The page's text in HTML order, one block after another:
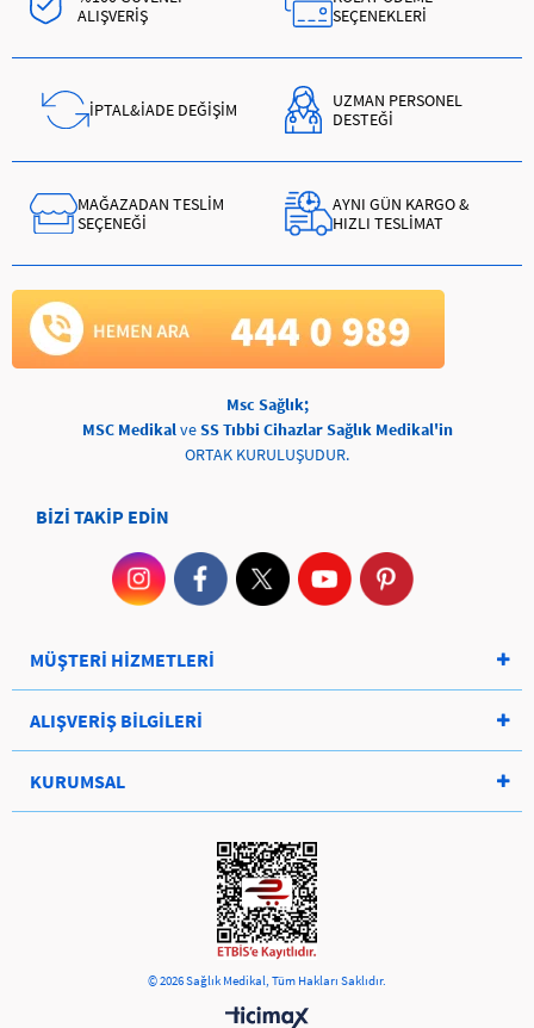
ALIŞVERİŞ
SEÇENEKLERİ
İPTAL&İADE DEĞİŞİM
UZMAN PERSONEL
DESTEĞİ
MAĞAZADAN TESLİM
SEÇENEĞİ
AYNI GÜN KARGO &
HIZLI TESLİMAT
Msc Sağlık;
MSC MedikalveSS Tıbbi Cihazlar Sağlık Medikal'in
ORTAK KURULUŞUDUR.
BİZİ TAKİP EDİN
MÜŞTERİ HİZMETLERİ
ALIŞVERİŞ BİLGİLERİ
KURUMSAL
© 2026 Sağlık Medikal, Tüm Hakları Saklıdır.